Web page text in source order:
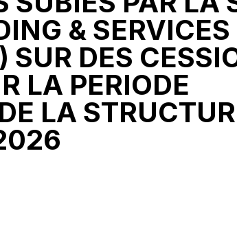
& SERVICES
SUR DES
LA PERIODE
LA